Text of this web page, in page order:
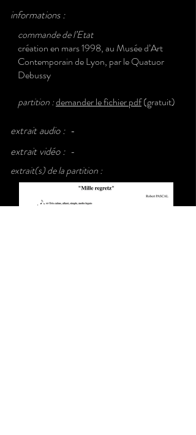
informations :
commande de l’Etat
création en mars 1998, au Musée d’Art
Contemporain de Lyon, par le Quatuor
Debussy
partition :demander lefichier pdf(gratuit)
extrait audio : -
extrait vidéo : -
extrait(s) de la partition :